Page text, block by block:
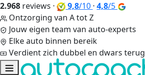
2.968 reviews · 9,8/10 · 4,8/5
Ontzorging van A tot Z
Jouw eigen team van auto-experts
Elke auto binnen bereik
Verdient zich dubbel en dwars terug